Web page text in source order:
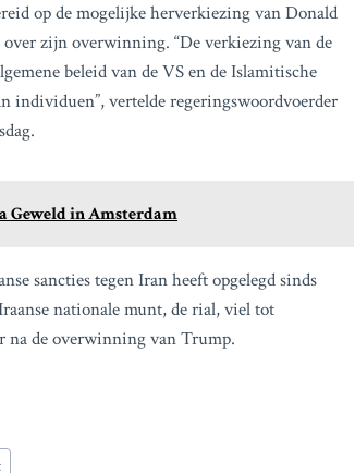
op de mogelijke herverkiezing van Donald
zijn overwinning. “De verkiezing van de
beleid van de VS en de Islamitische
individuen”, vertelde regeringswoordvoerder
Geweld in Amsterdam
sancties tegen Iran heeft opgelegd sinds
nationale munt, de rial, viel tot
na de overwinning van Trump.